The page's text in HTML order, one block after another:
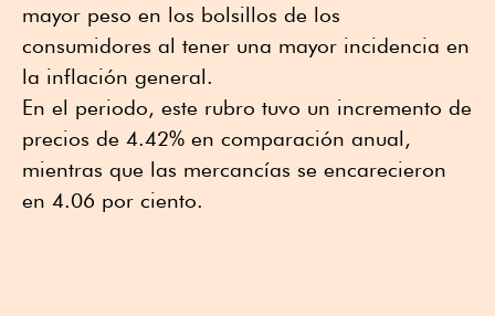
mayor peso en los bolsillos de los
consumidores al tener una mayor incidencia en
la inflación general.
En el periodo, este rubro tuvo un incremento de
precios de 4.42% en comparación anual,
mientras que las mercancías se encarecieron
en 4.06 por ciento.